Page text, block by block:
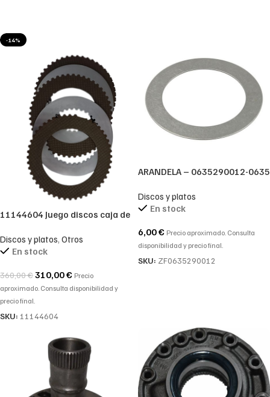
-14%
11144604 Juego discos caja de
Discos y platos, Otros
En stock
360,00€310,00€ Precio
aproximado. Consulta disponibilidad y
precio final.
SKU: 11144604
ARANDELA – 0635290012-0635
Discos y platos
En stock
6,00€ Precio aproximado. Consulta
disponibilidad y precio final.
SKU: ZF0635290012